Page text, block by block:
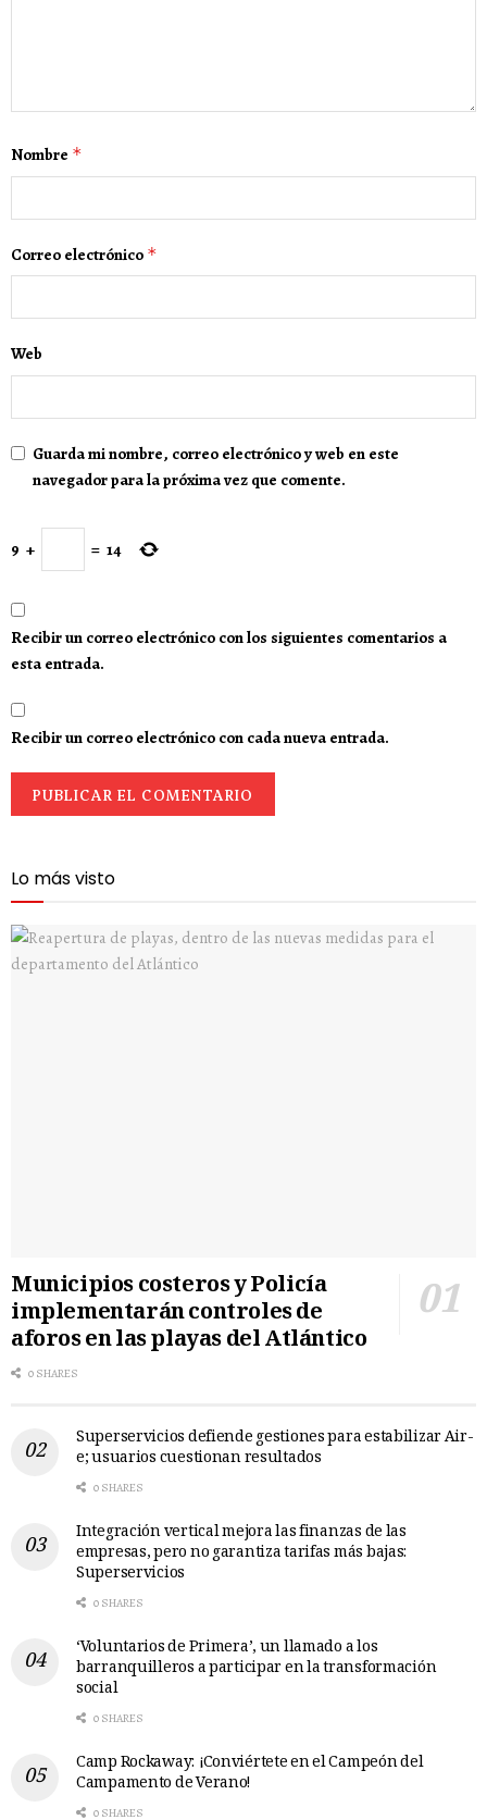
Nombre *
Correo electrónico *
Web
Guarda mi nombre, correo electrónico y web en este
navegador para la próxima vez que comente.
9 + = 14
Recibir un correo electrónico con los siguientes comentarios a
esta entrada.
Recibir un correo electrónico con cada nueva entrada.
Lo más visto
Municipios costeros y Policía
implementarán controles de
aforos en las playas del Atlántico
0 SHARES
Superservicios defiende gestiones para estabilizar Air-
e; usuarios cuestionan resultados
0 SHARES
Integración vertical mejora las finanzas de las
empresas, pero no garantiza tarifas más bajas:
Superservicios
0 SHARES
‘Voluntarios de Primera’, un llamado a los
barranquilleros a participar en la transformación
social
0 SHARES
Camp Rockaway: ¡Conviértete en el Campeón del
Campamento de Verano!
0 SHARES